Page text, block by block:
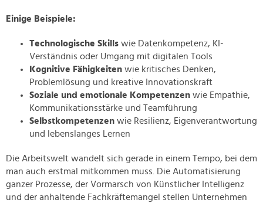
Einige Beispiele:
Technologische Skills wie Datenkompetenz, KI-
Verständnis oder Umgang mit digitalen Tools
Kognitive Fähigkeiten wie kritisches Denken,
Problemlösung und kreative Innovationskraft
Soziale und emotionale Kompetenzen wie Empathie,
Kommunikationsstärke und Teamführung
Selbstkompetenzen wie Resilienz, Eigenverantwortung
und lebenslanges Lernen
Die Arbeitswelt wandelt sich gerade in einem Tempo, bei dem
man auch erstmal mitkommen muss. Die Automatisierung
ganzer Prozesse, der Vormarsch von Künstlicher Intelligenz
und der anhaltende Fachkräftemangel stellen Unternehmen